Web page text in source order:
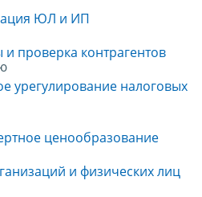
ЮЛ и ИП
и проверка контрагентов
урегулирование налоговых
ценообразование
и физических лиц